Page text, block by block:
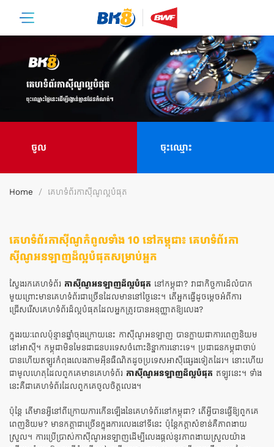
ចូល ចុះឈ្មោះ
Home គេហទំព័រកាស៊ីណូល្អបំផុត
គេហទំព័រកាស៊ីណូកំពូលទាំង 10 នៅកម្ពុជា៖ គេហទំព័រកា
ស៊ីណូអនឡាញដ៏ល្អបំផុតសម្រាប់អ្នក
ស្វែងរកគេហទំព័រ កាស៊ីណូអនឡាញដ៏ល្អបំផុត នៅកម្ពុជា? វា​ជា​កិច្ចការ​ដ៏​លំបាក​
មួយ​ព្រោះ​មាន​គេហទំព័រ​ជា​ច្រើន​ដែល​មាន​នៅ​ថ្ងៃ​នេះ។ តើអ្នកធ្វើដូចម្តេចអំពីការ
ជ្រើសរើសគេហទំព័រដ៏ល្អបំផុតដែលអ្នកត្រូវបានអនុញ្ញាតឱ្យលេង?
ក្នុងរយៈពេលប៉ុន្មានឆ្នាំចុងក្រោយនេះ កាស៊ីណូអនឡាញ បានក្លាយជាការពេញនិយម
នៅអាស៊ី។ កម្ពុជា​មិន​មែន​ជា​ជនបរទេស​ចំពោះ​និន្នាការ​នោះ​ទេ។ ប្រជាជន​កម្ពុជា​ចាប់​
បាន​ហើយ​ឥឡូវ​កំពុង​លេងតាម​អ៊ីនធឺណិត​ដូច​ប្រទេស​អាស៊ី​ផ្សេង​ទៀត​ដែរ។ នោះហើយ
ជាមូលហេតុដែលពួកគេមានគេហទំព័រ កាស៊ីណូអនឡាញដ៏ល្អបំផុត ឥឡូវនេះ។ ទាំង
នេះគឺជាគេហទំព័រដែលពួកគេចូលចិត្តលេង។
ប៉ុន្តែ តើ​មាន​អ្វី​នៅ​ពី​ក្រោយ​ការ​កើន​ឡើង​នៃ​គេហទំព័រ​នៅ​កម្ពុជា? តើអ្វីបានធ្វើឱ្យពួកគេ
ពេញនិយម? មានកត្តាជាច្រើនក្នុងការលេងនៅទីនេះ ប៉ុន្តែកត្តាសំខាន់គឺភាពងាយ
ស្រួល។ ការប្រើប្រាស់កាស៊ីណូអនឡាញដើម្បីលេងផ្តល់នូវភាពងាយស្រួលយ៉ាង